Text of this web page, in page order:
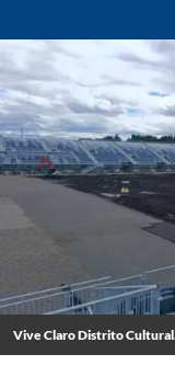
Vive Claro Distrito